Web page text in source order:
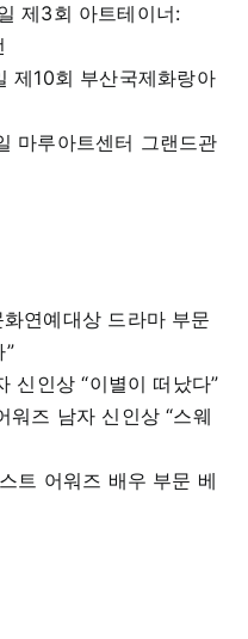
제3회 아트테이너:
제10회 부산국제화랑아
마루아트센터 그랜드관
연예대상 드라마 부문
신인상 “이별이 떠났다”
즈 남자 신인상 “스웨
트 어워즈 배우 부문 베